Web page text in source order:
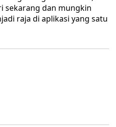
sekarang dan mungkin
raja di aplikasi yang satu